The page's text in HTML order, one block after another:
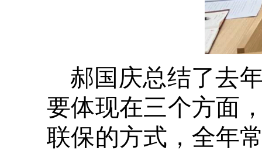
郝国庆总结了去
要体现在三个方面
联保的方式，全年